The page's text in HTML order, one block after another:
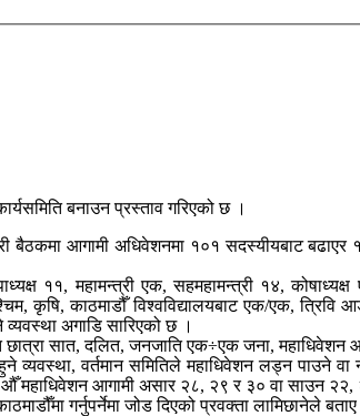
बनाउन प्रस्ताव गरिएको छ ।
बैठकमा आगामी अधिवेशनमा १०१ सदस्यीयबाट
११, महामन्त्री एक, सहमहामन्त्री १४,
कृषि, काठमाडौँ विश्वविद्यालयबाट एक/एक,
अगाडि सारिएको छ ।
छात्रा सात, दलित, जनजाति एक÷एक जना,
व्यवस्था, वर्तमान समितिले महाधिवेशन लड्न पाउने
आगामी असार २८, २९ र ३० वा साउन २२,
गर्नुपर्नेमा जोड दिएको प्रवक्ता लामिछानेले